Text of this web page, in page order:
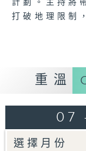
計劃。主持將
打破地理限制
為現實，讓華
想睇更多 :
https://
逢星期一至
立即下載「
Go）」緊貼最
重溫
07